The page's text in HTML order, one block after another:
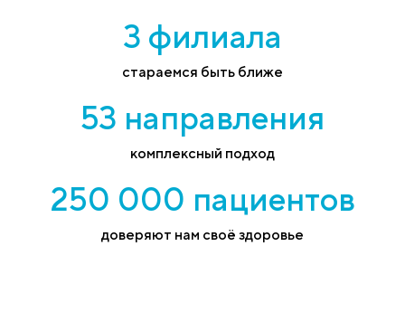
3 филиала
стараемся быть ближе
53 направления
комплексный подход
250 000 пациентов
доверяют нам своё здоровье